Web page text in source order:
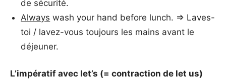
de sécurité.
Always wash your hand before lunch. => Laves-
toi / lavez-vous toujours les mains avant le
déjeuner.
L’impératif avec let’s (= contraction de let us)